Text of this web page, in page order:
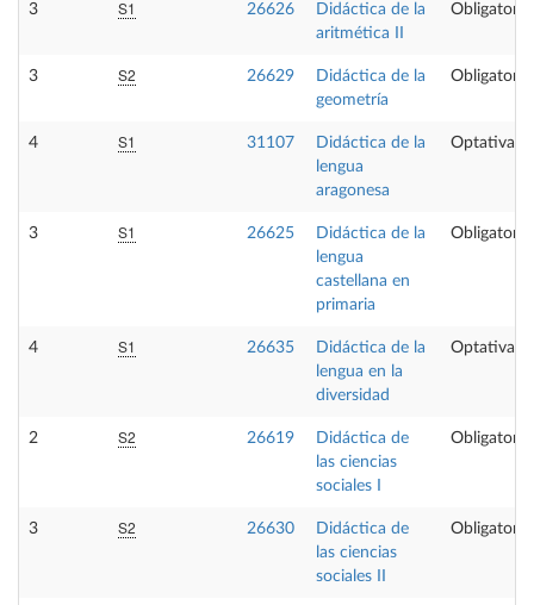
3 S1 26626
Didáctica de la
aritmética II
Obligatoria
3 S2 26629
Didáctica de la
geometría
Obligatoria
4 S1 31107
Didáctica de la
lengua
aragonesa
Optativa
3 S1 26625
Didáctica de la
lengua
castellana en
primaria
Obligatoria
4 S1 26635
Didáctica de la
lengua en la
diversidad
Optativa
2 S2 26619
Didáctica de
las ciencias
sociales I
Obligatoria
3 S2 26630
Didáctica de
las ciencias
sociales II
Obligatoria